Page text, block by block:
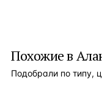
Похожие в
Подобрали по типу,